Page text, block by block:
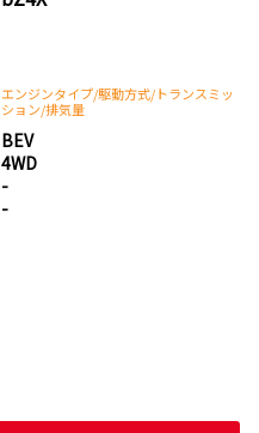
エンジンタイプ/駆動方式/トランスミッ
ション/排気量
BEV
4WD
-
-